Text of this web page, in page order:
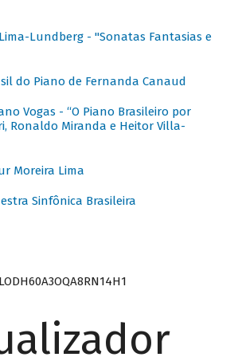
Lundberg - "Sonatas Fantasias e
do Piano de Fernanda Canaud
Vogas - “O Piano Brasileiro por
Ronaldo Miranda e Heitor Villa-
Moreira Lima
Sinfônica Brasileira